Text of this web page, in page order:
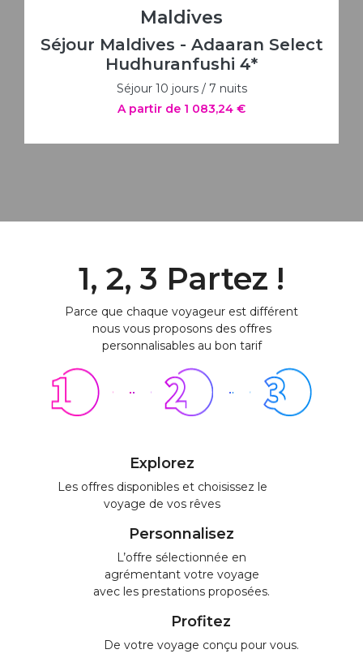
Maldives
Séjour Maldives - Adaaran Select
Hudhuranfushi 4*
Séjour 10 jours / 7 nuits
A partir de 1 083,24 €
1, 2, 3 Partez !
Parce que chaque voyageur est différent
nous vous proposons des offres
personnalisables au bon tarif
Explorez
Les offres disponibles et choisissez le
voyage de vos rêves
Personnalisez
L’offre sélectionnée en
agrémentant votre voyage
avec les prestations proposées.
Profitez
De votre voyage conçu pour vous.